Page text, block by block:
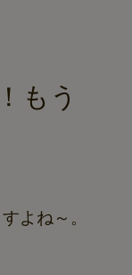
もう
よね～。